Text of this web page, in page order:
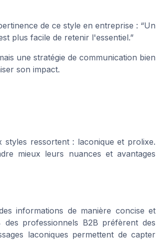
de ce style en entreprise : “Un
plus facile de retenir l'essentiel.”
une stratégie de communication bien
son impact.
ressortent : laconique et prolixe.
mieux leurs nuances et avantages
informations de manière concise et
professionnels B2B préfèrent des
laconiques permettent de capter